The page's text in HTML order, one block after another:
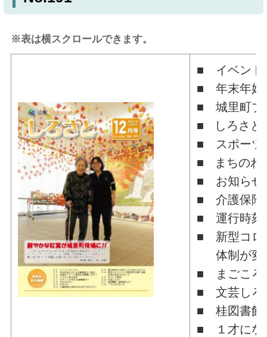
※表は横スクロールできます。
■ イベント
■ 年末年始
■ 城里町ブ
■ しろさと
■ スポーツ
■ まちのわ
■ お知らせ
■ 介護保険
■ 運行時刻
■ 新型コロ
体制が変
■ まごころ
■ 文芸しろ
■ 桂図書館
■ １才にな